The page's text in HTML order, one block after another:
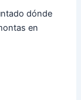
dónde
en